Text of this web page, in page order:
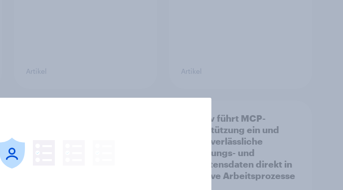
Artikel Artikel
YouGov führt MCP-
Unterstützung ein und
bringt verlässliche
Befragungs- und
Verhaltensdaten direkt in
KI-native Arbeitsprozesse